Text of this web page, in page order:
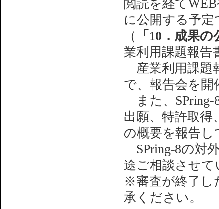
閲読を経て
に公開する予定
（
「10．成果
業利用課題報告
産業利用課題
で、報告会を
また、SPring-
出願、特許取
の概要を報告
SPring-8の対
途ご相談させ
※審査が終了し
承ください。